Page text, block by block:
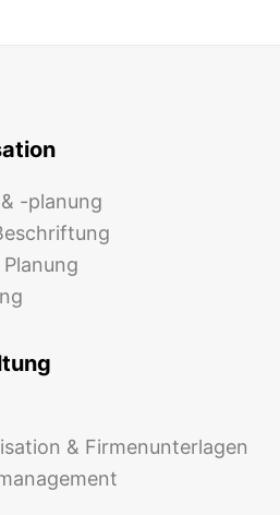
-planung
& Firmenunterlagen